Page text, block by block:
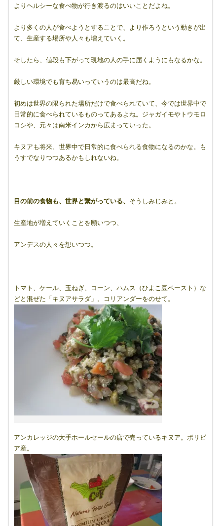
よりヘルシーな食べ物が行き渡るのはいいことだよね。
より多くの人が食べようとすることで、より作ろうという動きが出
て、生産する場所や人々も増えていく。
そしたら、値段も下がって現地の人の手に届くようにもなるかな。
厳しい環境でも育ち易いっていうのは最高だね。
初めは世界の限られた場所だけで食べられていて、今では世界中で
日常的に食べられているものってあるよね。ジャガイモやトウモロ
コシや、元々は南米インカから広まっていった。
キヌアも将来、世界中で日常的に食べられる食物になるのかな。も
うすでなりつつあるかもしれないね。
目の前の食物も、世界と繋がっている、 そうしみじみと。
生産地が増えていくことを願いつつ、
アンデスの人々を想いつつ。
トマト、ケール、玉ねぎ、コーン、ハムス（ひよこ豆ペースト）な
どと混ぜた「キヌアサラダ」。コリアンダーをのせて。
アンカレッジの大手ホールセールの店で売っているキヌア。ボリビ
ア産。